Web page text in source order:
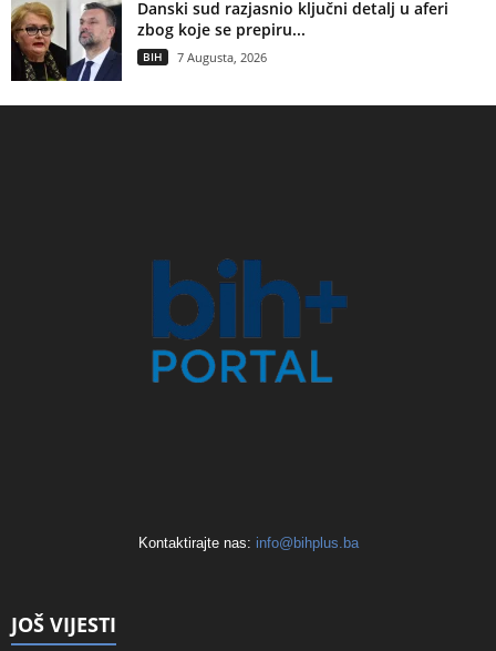
Danski sud razjasnio ključni detalj u aferi
zbog koje se prepiru...
BIH 7 Augusta, 2026
Kontaktirajte nas: info@bihplus.ba
JOŠ VIJESTI